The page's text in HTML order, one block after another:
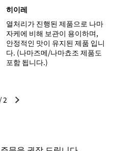
히이레
열처리가 진행된 제품으로 나마
자케에 비해 보관이 용이하며,
안정적인 맛이 유지된 제품 입니
다. (나마즈메/나마쵸조 제품도
포함 됩니다.)
라이드다음 슬라이드
/2